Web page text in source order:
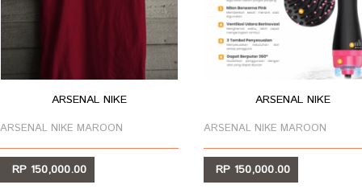
ARSENAL NIKE
ARSENAL NIKE MAROON
RP 150,000.00
ARSENAL NIKE
ARSENAL NIKE MAROON
RP 150,000.00